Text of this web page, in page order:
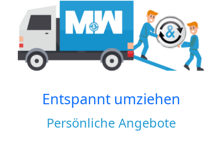
Entspannt umziehen
Persönliche Angebote